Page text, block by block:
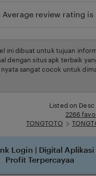
Average review rating is
ini dibuat untuk tujuan
dengan situs apk terbaik
nyata sangat cocok untuk
yang berlaku.
Listed on Desc
2266
TONGTOTO
Login | Digital Aplikasi
Profit Terpercayaa